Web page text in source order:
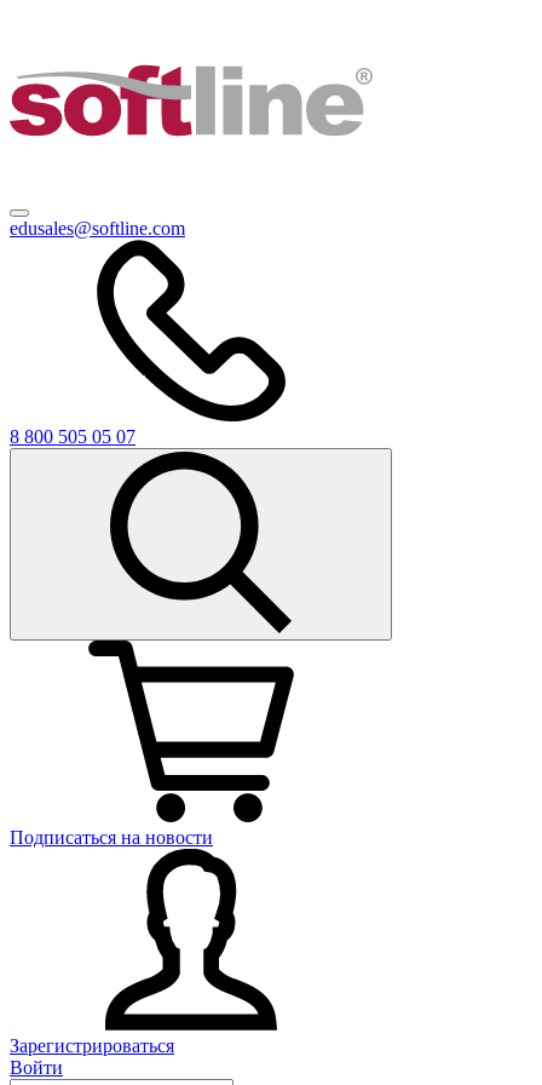
edusales@softline.com
8 800 505 05 07
Подписаться на новости
Зарегистрироваться
Войти